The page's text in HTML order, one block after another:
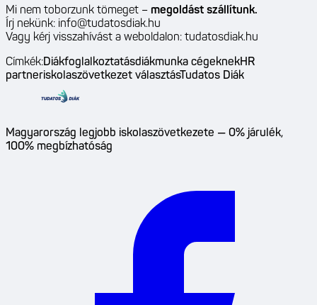
Mi nem toborzunk tömeget – megoldást szállítunk.
Írj nekünk: info@tudatosdiak.hu
Vagy kérj visszahívást a weboldalon: tudatosdiak.hu
Címkék:Diákfoglalkoztatásdiákmunka cégeknekHR
partneriskolaszövetkezet választásTudatos Diák
Magyarország legjobb iskolaszövetkezete — 0% járulék,
100% megbízhatóság